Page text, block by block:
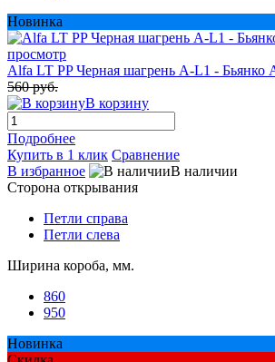
Новинка
просмотр
Alfa LT PP Черная шагрень A-L1 - Бьянко
560 руб.
В корзину
Подробнее
Купить в 1 клик Сравнение
В избранное
В наличии
Сторона открывания
Петли справа
Петли слева
Ширина короба, мм.
860
950
Новинка